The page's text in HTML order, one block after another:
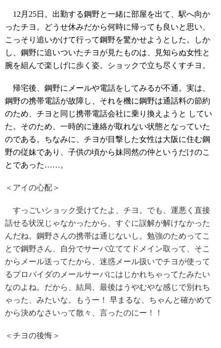
12月25日。出勤する鋼野と一緒に部屋を出て、駅へ向か
ったチヨ。どうせ休みだから何時に帰っても良いと思い、
こっそり追いかけて行って鋼野を驚かせようとした。しか
し、鋼野に追いついたチヨが見たものは、見知らぬ女性と
腕を組んで楽しげに歩く姿。ショックで立ち尽くすチヨ。
帰宅後、鋼野にメールや電話をしてみるが不通。実は、
鋼野の携帯電話が故障し、それを機に鋼野は通話料の節約
のため、チヨと同じ携帯電話会社に乗り換えようと してい
た。そのため、一時的に連絡が取れない状態となっていた
のである。ちなみに、チヨが目撃した女性は大阪に住む鋼
野の従妹であり、子供の頃から妹同然の仲というだけのこ
とであった……。
＜アイの心配＞
すっごいショック受けてたよ、チヨ。でも、運悪く直接
話せる状況じゃなかったから、すぐに誤解が解けなかった
んだね。鋼野さんの携帯は通じないし。勉強のためってこ
とで鋼野さん、自分でサーバ立ててドメイン取って、そこ
からメール送ってたから、迷惑メール扱いでチヨが使って
るプロバイダのメールサーバにはじかれちゃってたみたい
なのよね。だから、結局、最後はうやむやな感じで別れち
ゃった、みたいな。もうー！ 早まるな、ちゃんと確かめて
から決めなさいって散々、言ったのにー！！
＜チヨの後悔＞